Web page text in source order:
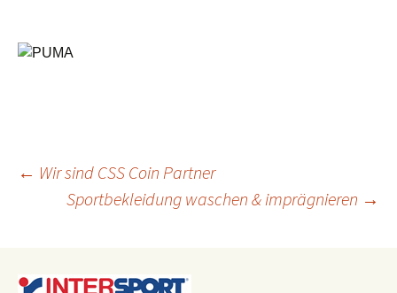
Beitragsnavigation
← Wir sind CSS Coin Partner
Sportbekleidung waschen & imprägnieren →